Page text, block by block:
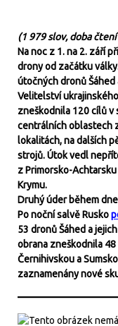
(1 979 slov, doba
Na noc z 1. na 2. září
drony od začátku
útočných dronů
Velitelství
zneškodnila 120 cílů v
centrálních oblastech
lokalitách, na dalších
strojů. Útok vedl
z Primorsko-
Krymu.
Druhý úder během
Po noční salvě Rusko
53 dronů Šáhed a
obrana zneškodnila
Černihivskou a
zaznamenány nové